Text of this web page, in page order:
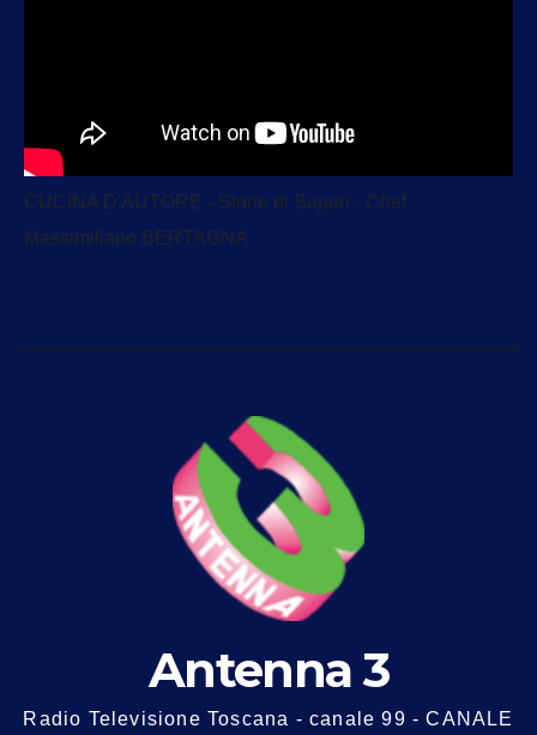
CUCINA D'AUTORE - Storie di Sapori - Chef
Massimiliano BERTAGNA
Antenna 3
Radio Televisione Toscana - canale 99 - CANALE